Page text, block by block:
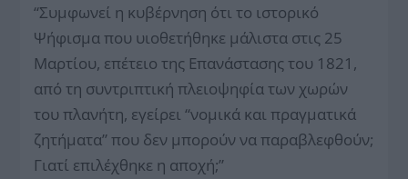
“Συμφωνεί η κυβέρνηση ότι το ιστορικό
Ψήφισμα που υιοθετήθηκε μάλιστα στις 25
Μαρτίου, επέτειο της Επανάστασης του 1821,
από τη συντριπτική πλειοψηφία των χωρών
του πλανήτη, εγείρει “νομικά και πραγματικά
ζητήματα” που δεν μπορούν να παραβλεφθούν;
Γιατί επιλέχθηκε η αποχή;”